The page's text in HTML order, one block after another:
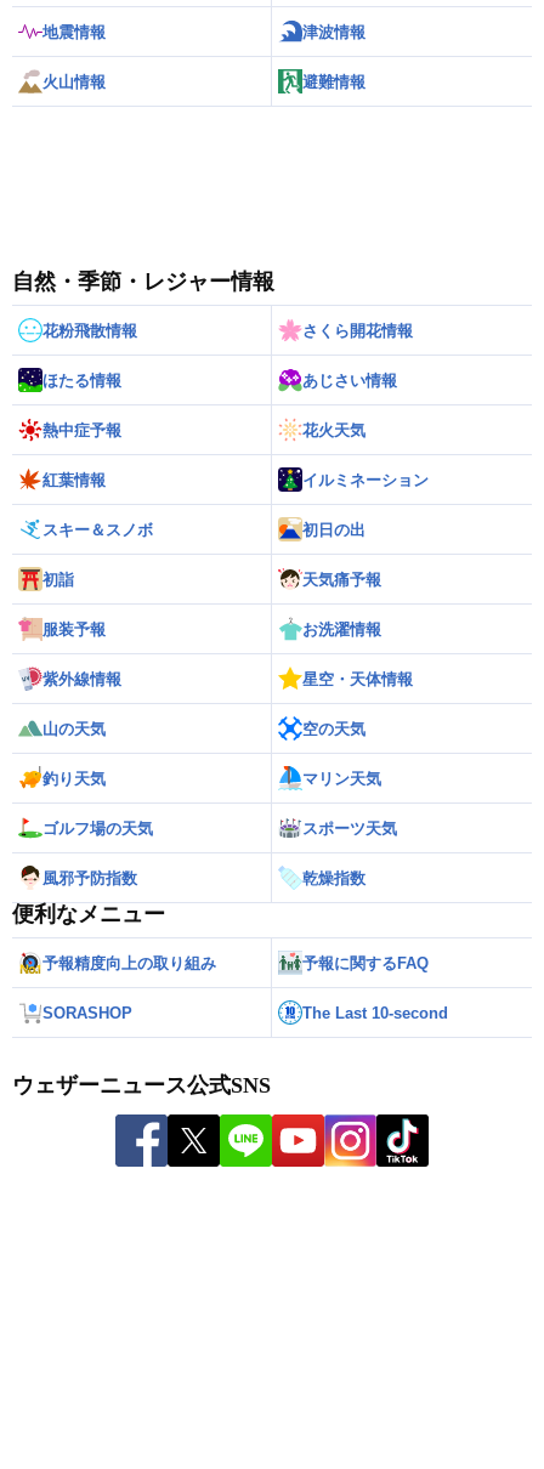
地震情報 津波情報
火山情報 避難情報
自然・季節・レジャー情報
花粉飛散情報 さくら開花情報
ほたる情報 あじさい情報
熱中症予報 花火天気
紅葉情報 イルミネーション
スキー＆スノボ 初日の出
初詣 天気痛予報
服装予報 お洗濯情報
紫外線情報 星空・天体情報
山の天気 空の天気
釣り天気 マリン天気
ゴルフ場の天気 スポーツ天気
風邪予防指数 乾燥指数
便利なメニュー
予報精度向上の取り組み 予報に関するFAQ
SORASHOP The Last 10-second
ウェザーニュース公式SNS